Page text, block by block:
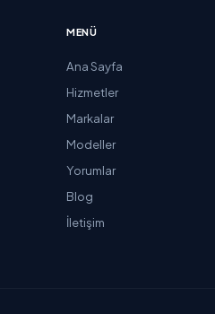
MENÜ
Ana Sayfa
Hizmetler
Markalar
Modeller
Yorumlar
Blog
İletişim